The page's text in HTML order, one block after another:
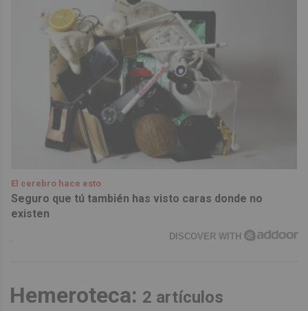
El cerebro hace esto
Seguro que tú también has visto caras donde no
existen
DISCOVER WITH
Hemeroteca: 2 artículos